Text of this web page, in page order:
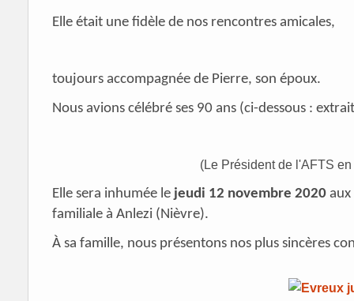
Elle était une fidèle de nos rencontres amicales,
toujours accompagnée de Pierre, son époux.
Nous avions célébré ses 90 ans (ci-dessous :
(Le Président de l'AFTS
Elle sera inhumée le jeudi 12 novembre 2020 aux
familiale à Anlezi (Nièvre).
À sa famille, nous présentons nos plus sincères